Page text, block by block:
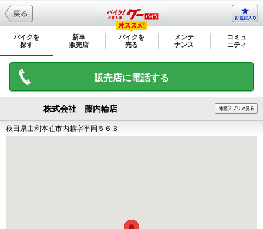
バイクを
探す
新車
販売店
バイクを
売る
メンテ
ナンス
コミュ
ニティ
販売店に電話する
株式会社 藤内輪店
秋田県由利本荘市内越字平岡５６３